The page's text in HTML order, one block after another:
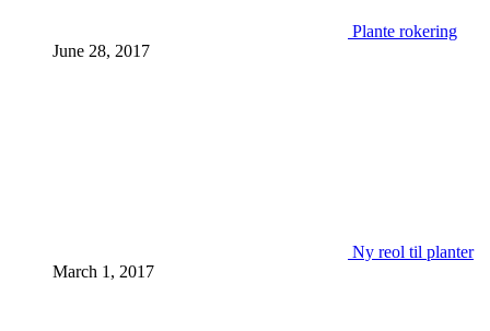
Plante rokering
June 28, 2017
Ny reol til planter
March 1, 2017